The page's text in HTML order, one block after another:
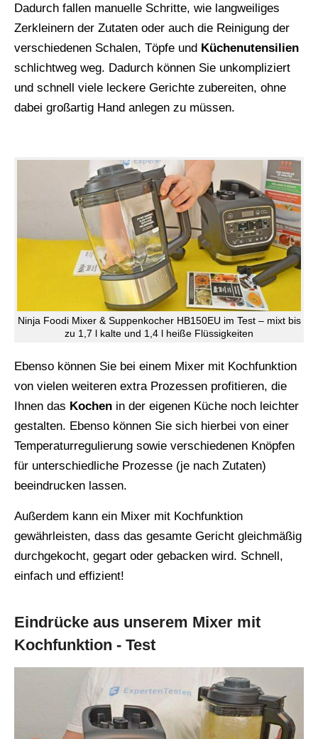
Dadurch fallen manuelle Schritte, wie langweiliges
Zerkleinern der Zutaten oder auch die Reinigung der
verschiedenen Schalen, Töpfe und Küchenutensilien
schlichtweg weg. Dadurch können Sie unkompliziert
und schnell viele leckere Gerichte zubereiten, ohne
dabei großartig Hand anlegen zu müssen.
Ninja Foodi Mixer & Suppenkocher HB150EU im Test – mixt bis
zu 1,7 l kalte und 1,4 l heiße Flüssigkeiten
Ebenso können Sie bei einem Mixer mit Kochfunktion
von vielen weiteren extra Prozessen profitieren, die
Ihnen das Kochen in der eigenen Küche noch leichter
gestalten. Ebenso können Sie sich hierbei von einer
Temperaturregulierung sowie verschiedenen Knöpfen
für unterschiedliche Prozesse (je nach Zutaten)
beeindrucken lassen.
Außerdem kann ein Mixer mit Kochfunktion
gewährleisten, dass das gesamte Gericht gleichmäßig
durchgekocht, gegart oder gebacken wird. Schnell,
einfach und effizient!
Eindrücke aus unserem Mixer mit
Kochfunktion - Test